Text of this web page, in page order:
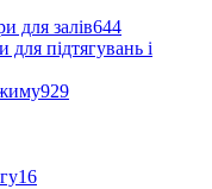
для залів644
для підтягувань і
929
16